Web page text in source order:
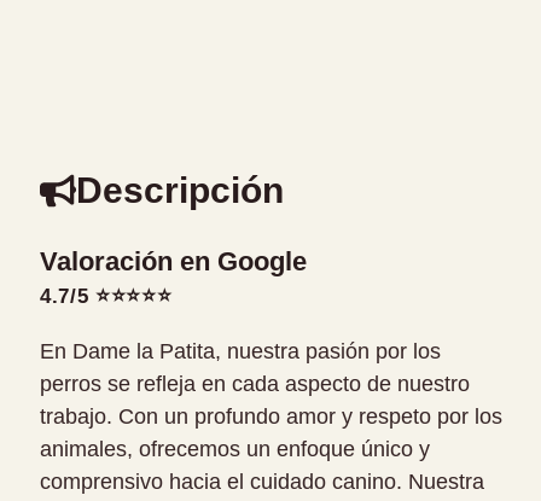
Descripción
Valoración en Google
4.7/5 ⭐⭐⭐⭐⭐
En Dame la Patita, nuestra pasión por los
perros se refleja en cada aspecto de nuestro
trabajo. Con un profundo amor y respeto por los
animales, ofrecemos un enfoque único y
comprensivo hacia el cuidado canino. Nuestra